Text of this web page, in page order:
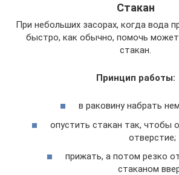
Стакан
При небольших засорах, когда вода
быстро, как обычно, помочь
стакан.
Принцип работы:
в раковину набрать
опустить стакан так, чтобы
отверстие;
прижать, а потом резко
стаканом